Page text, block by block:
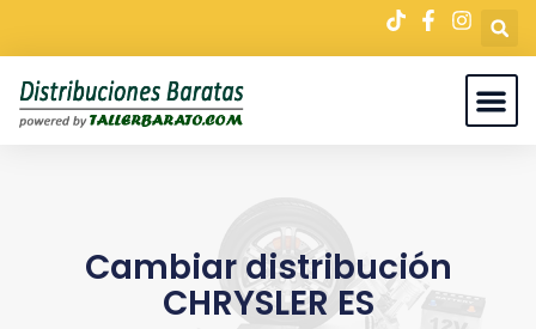
Cambiar distribución
CHRYSLER ES